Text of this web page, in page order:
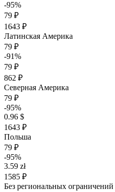
-95%
79 ₽
1643 ₽
Латинская Америка
79 ₽
-91%
79 ₽
862 ₽
Северная Америка
79 ₽
-95%
0.96 $
1643 ₽
Польша
79 ₽
-95%
3.59 zł
1585 ₽
Без региональных